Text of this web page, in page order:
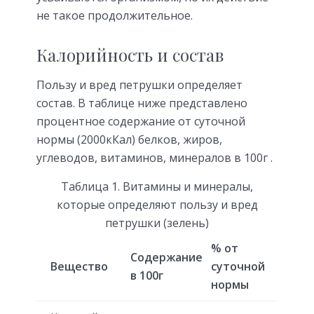
не такое продолжительное.
Калорийность и состав
Пользу и вред петрушки определяет
состав. В таблице ниже представлено
процентное содержание от суточной
нормы (2000кКал) белков, жиров,
углеводов, витаминов, минералов в 100г .
Таблица 1. Витамины и минералы,
которые определяют пользу и вред
петрушки (зелень)
Вещество
Содержание
в 100г
% от
суточной
нормы